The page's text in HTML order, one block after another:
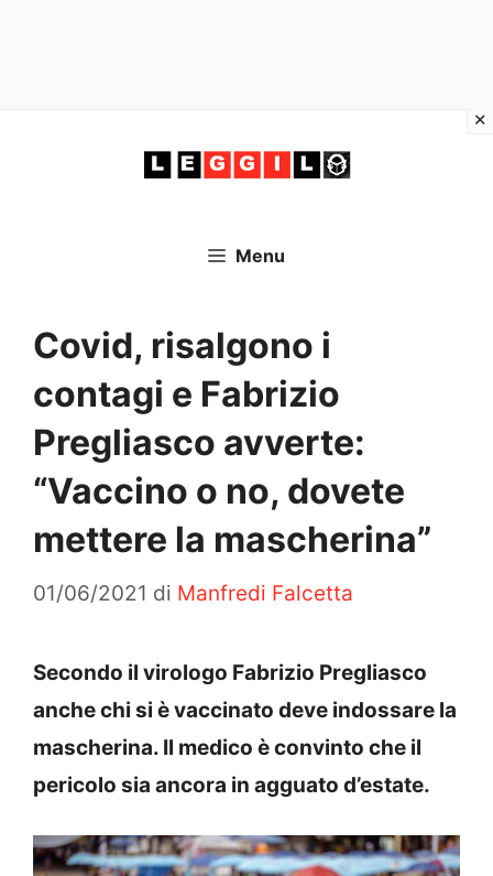
Menu
Covid, risalgono i
contagi e Fabrizio
Pregliasco avverte:
“Vaccino o no, dovete
mettere la mascherina”
01/06/2021 di Manfredi Falcetta
Secondo il virologo Fabrizio Pregliasco
anche chi si è vaccinato deve indossare la
mascherina. Il medico è convinto che il
pericolo sia ancora in agguato d’estate.